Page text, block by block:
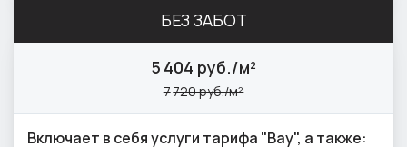
БЕЗ ЗАБОТ
5 404 руб./м²
7720 руб./м²
Включает в себя услуги тарифа "Вау", а также: